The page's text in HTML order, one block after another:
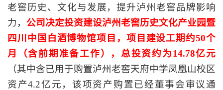
老窖历史、文化与发展，提升泸州老窖品牌影响
力， 公司决定投资建设泸州老窖历史文化产业园暨
四川中国白酒博物馆项目，项目建设工期约50个
月（含前期准备工作），总投资约为14.78亿元
（其中含已用于购置泸州老窖天府中学凤凰山校区
资产4.2亿元，该项资产购置已经董事会审议通